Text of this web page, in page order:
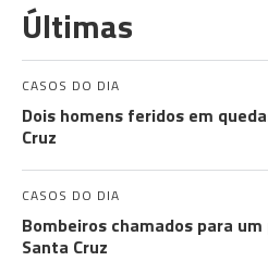
Últimas
CASOS DO DIA
Dois homens feridos em
Cruz
CASOS DO DIA
Bombeiros chamados para
Santa Cruz